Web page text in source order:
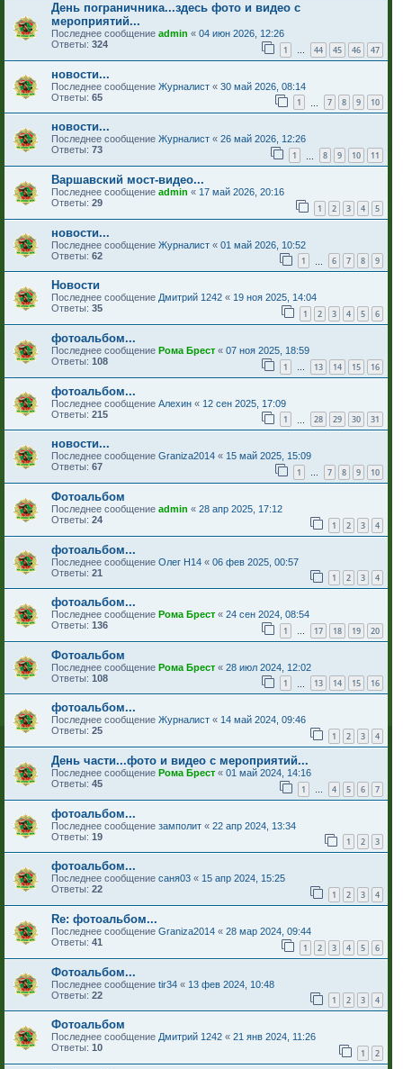
День пограничника...здесь фото и видео с
мероприятий...
Последнее сообщение admin « 04 июн 2026, 12:26
Ответы: 324 1 … 44 45 46 47
новости...
Последнее сообщение Журналист « 30 май 2026, 08:14
Ответы: 65 1 7 8 9 10
новости...
Последнее сообщение Журналист « 26 май 2026, 12:26
Ответы: 73 1 8 9 10 11
Варшавский мост-видео...
Последнее сообщение admin « 17 май 2026, 20:16
Ответы: 29 1 2 3 4 5
новости...
Последнее сообщение Журналист « 01 май 2026, 10:52
Ответы: 62 1 6 7 8 9
Новости
Последнее сообщение Дмитрий 1242 « 19 ноя 2025, 14:04
Ответы: 35 1 2 3 4 5 6
фотоальбом...
Последнее сообщение Рома Брест « 07 ноя 2025, 18:59
Ответы: 108 1 … 13 14 15 16
фотоальбом...
Последнее сообщение Алехин « 12 сен 2025, 17:09
Ответы: 215 1 28 29 30 31
новости...
Последнее сообщение Graniza2014 « 15 май 2025, 15:09
Ответы: 67 1 … 7 8 9 10
Фотоальбом
Последнее сообщение admin « 28 апр 2025, 17:12
Ответы: 24 1 2 3 4
фотоальбом...
Последнее сообщение Олег Н14 « 06 фев 2025, 00:57
Ответы: 21 1 2 3 4
фотоальбом...
Последнее сообщение Рома Брест « 24 сен 2024, 08:54
Ответы: 136 1 … 17 18 19 20
Фотоальбом
Последнее сообщение Рома Брест « 28 июл 2024, 12:02
Ответы: 108 1 13 14 15 16
фотоальбом...
Последнее сообщение Журналист « 14 май 2024, 09:46
Ответы: 25 1 2 3 4
День части...фото и видео с мероприятий...
Последнее сообщение Рома Брест « 01 май 2024, 14:16
Ответы: 45 1 … 4 5 6 7
фотоальбом...
Последнее сообщение замполит « 22 апр 2024, 13:34
Ответы: 19 1 2 3
фотоальбом...
Последнее сообщение саня03 « 15 апр 2024, 15:25
Ответы: 22 1 2 3 4
Re: фотоальбом...
Последнее сообщение Graniza2014 « 28 мар 2024, 09:44
Ответы: 41 1 2 3 4 5 6
Фотоальбом...
Последнее сообщение tir34 « 13 фев 2024, 10:48
Ответы: 22 1 2 3 4
Фотоальбом
Последнее сообщение Дмитрий 1242 « 21 янв 2024, 11:26
Ответы: 10 1 2